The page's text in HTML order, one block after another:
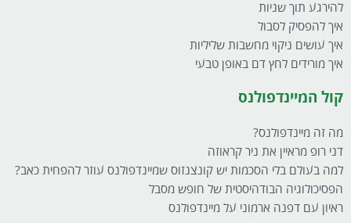
להירגע תוך שניות
איך להפסיק לסבול
איך עושים ניקוי מחשבות שליליות
איך מורידים לחץ דם באופן טבעי
קול המיינדפולנס
מה זה מיינדפולנס?
דני רופ מראיין את ניר קראוזה
למה בעולם בלי הסכמות יש קונצנזוס שמיינדפולנס עוזר להפחית כאב?
הפסיכולוגיה הבודהיסטית של חופש מסבל
ראיון עם דפנה ארמוני על מיינדפולנס